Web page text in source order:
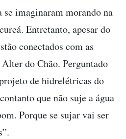
se imaginaram morando na
Entretanto, apesar do
conectados com as
do Chão. Perguntado
de hidrelétricas do
que não suje a água
Porque se sujar vai ser